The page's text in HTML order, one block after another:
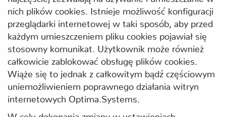
nich plików cookies. Istnieje możliwość konfiguracji
przeglądarki internetowej w taki sposób, aby przed
każdym umieszczeniem pliku cookies pojawiał się
stosowny komunikat. Użytkownik może również
całkowicie zablokować obsługę plików cookies.
Wiąże się to jednak z całkowitym bądź częściowym
uniemożliwieniem poprawnego działania witryn
internetowych Optima.Systems.
W celu dokonania zmiany w ustawieniach